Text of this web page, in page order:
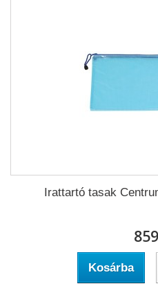
Irattartó tasak
Kosárba